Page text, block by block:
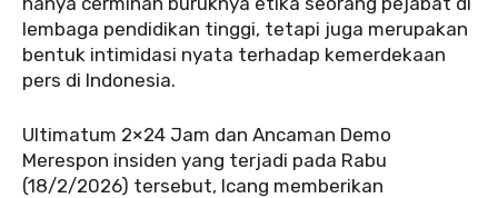
lembaga pendidikan tinggi, tetapi juga merupakan
bentuk intimidasi nyata terhadap kemerdekaan
pers di Indonesia.
‎Ultimatum 2×24 Jam dan Ancaman Demo
Merespon insiden yang terjadi pada Rabu
(18/2/2026) tersebut, Icang memberikan